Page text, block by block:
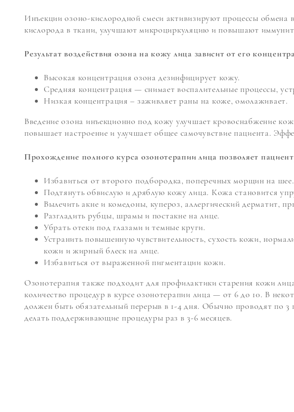
Инъекции озоно-кислородной смеси активизируют процессы
кислорода в ткани, улучшают микроциркуляцию и повышают
Результат воздействия озона на кожу лица зависит от его
Высокая концентрация озона дезинфицирует кожу.
Средняя концентрация — снимает воспалительные процессы,
Низкая концентрация – заживляет раны на коже, омолаживает.
Введение озона инъекционно под кожу улучшает кровоснабжение
повышает настроение и улучшает общее самочувствие пациента.
Прохождение полного курса озонотерапии лица позволяет
Избавиться от второго подбородка, поперечных морщин на шее.
Подтянуть обвислую и дряблую кожу лица. Кожа становится
Вылечить акне и комедоны, купероз, аллергический дерматит,
Разгладить рубцы, шрамы и постакне на лице.
Убрать отеки под глазами и темные круги.
Устранить повышенную чувствительность, сухость кожи,
кожи и жирный блеск на лице.
Избавиться от выраженной пигментации кожи.
Озонотерапия также подходит для профилактики старения кожи
количество процедур в курсе озонотерапии лица — от 6 до 10. В
должен быть обязательный перерыв в 1-4 дня. Обычно проводят по
делать поддерживающие процедуры раз в 3-6 месяцев.